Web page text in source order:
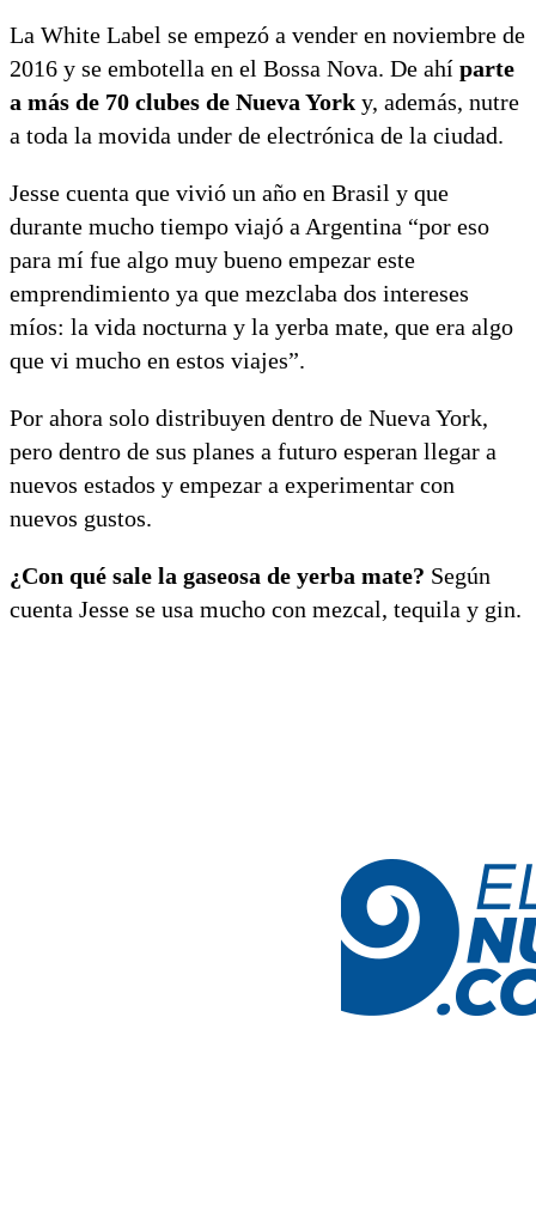
La White Label se empezó a vender en noviembre de
2016 y se embotella en el Bossa Nova. De ahí parte
a más de 70 clubes de Nueva York y, además, nutre
a toda la movida under de electrónica de la ciudad.
Jesse cuenta que vivió un año en Brasil y que
durante mucho tiempo viajó a Argentina “por eso
para mí fue algo muy bueno empezar este
emprendimiento ya que mezclaba dos intereses
míos: la vida nocturna y la yerba mate, que era algo
que vi mucho en estos viajes”.
Por ahora solo distribuyen dentro de Nueva York,
pero dentro de sus planes a futuro esperan llegar a
nuevos estados y empezar a experimentar con
nuevos gustos.
¿Con qué sale la gaseosa de yerba mate? Según
cuenta Jesse se usa mucho con mezcal, tequila y gin.